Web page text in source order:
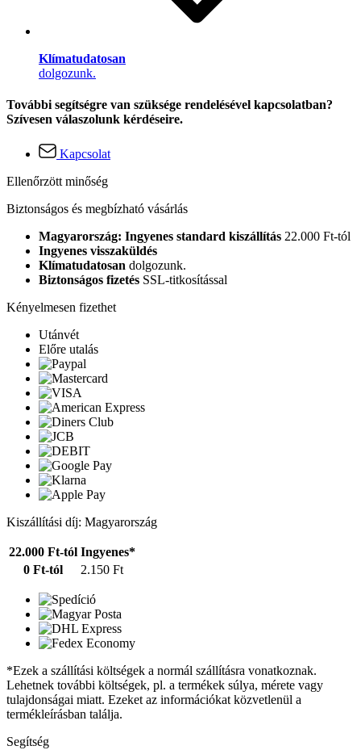
Klímatudatosan
dolgozunk.
További segítségre van szüksége rendelésével kapcsolatban?
Szívesen válaszolunk kérdéseire.
Kapcsolat
Ellenőrzött minőség
Biztonságos és megbízható vásárlás
Magyarország: Ingyenes standard kiszállítás 22.000 Ft-tól
Ingyenes visszaküldés
Klímatudatosan dolgozunk.
Biztonságos fizetés SSL-titkosítással
Kényelmesen fizethet
Utánvét
Előre utalás
Kiszállítási díj: Magyarország
22.000 Ft-tól Ingyenes*
0 Ft-tól
2.150 Ft
*Ezek a szállítási költségek a normál szállításra vonatkoznak.
Lehetnek további költségek, pl. a termékek súlya, mérete vagy
tulajdonságai miatt. Ezeket az információkat közvetlenül a
termékleírásban találja.
Segítség